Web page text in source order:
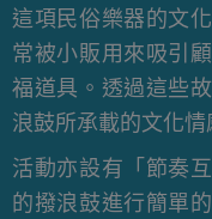
這項民俗樂器的文
常被小販用來吸引
福道具。透過這些
浪鼓所承載的文化情
活動亦設有「節奏
的撥浪鼓進行簡單